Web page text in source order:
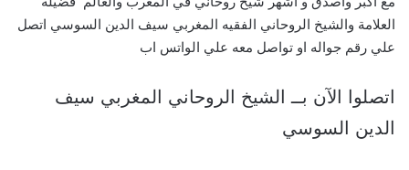
العلامة والشيخ الروحاني الفقيه المغربي سيف الدين السوسي اتصل
علي رقم جواله او تواصل معه علي الواتس اب
اتصلوا الآن بــ الشيخ الروحاني المغربي سيف
الدين السوسي